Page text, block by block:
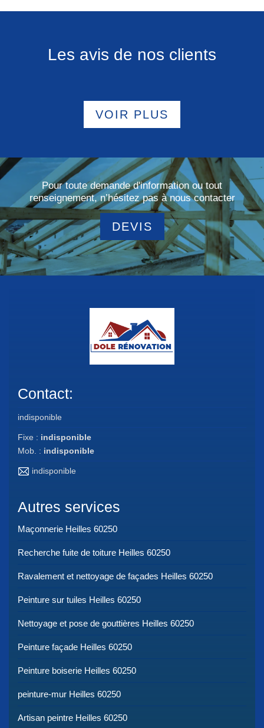
Les avis de nos clients
VOIR PLUS
Pour toute demande d'information ou tout
renseignement, n’hésitez pas à nous contacter
DEVIS
Contact:
indisponible
Fixe : indisponible
Mob. : indisponible
indisponible
Autres services
Maçonnerie Heilles 60250
Recherche fuite de toiture Heilles 60250
Ravalement et nettoyage de façades Heilles 60250
Peinture sur tuiles Heilles 60250
Nettoyage et pose de gouttières Heilles 60250
Peinture façade Heilles 60250
Peinture boiserie Heilles 60250
peinture-mur Heilles 60250
Artisan peintre Heilles 60250